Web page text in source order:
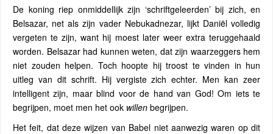
De koning riep onmiddellijk zijn ‘schriftgeleerden’ bij zich, en
Belsazar, net als zijn vader Nebukadnezar, lijkt Daniël volledig
vergeten te zijn, want hij moest later weer extra teruggehaald
worden. Belsazar had kunnen weten, dat zijn waarzeggers hem
niet zouden helpen. Toch hoopte hij troost te vinden in hun
uitleg van dit schrift. Hij vergiste zich echter. Men kan zeer
intelligent zijn, maar blind voor de hand van God! Om iets te
begrijpen, moet men het ook willen begrijpen.
Het feit, dat deze wijzen van Babel niet aanwezig waren op dit